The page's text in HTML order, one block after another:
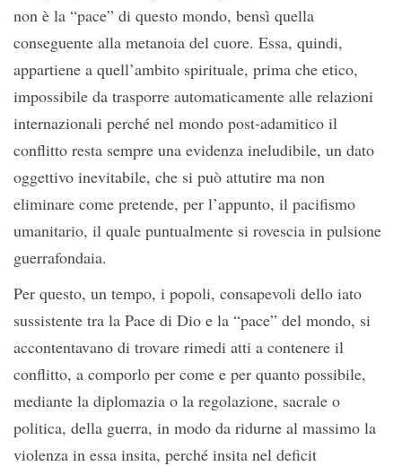
non è la “pace” di questo mondo, bensì quella
conseguente alla metanoia del cuore. Essa, quindi,
appartiene a quell’ambito spirituale, prima che etico,
impossibile da trasporre automaticamente alle relazioni
internazionali perché nel mondo post-adamitico il
conflitto resta sempre una evidenza ineludibile, un dato
oggettivo inevitabile, che si può attutire ma non
eliminare come pretende, per l’appunto, il pacifismo
umanitario, il quale puntualmente si rovescia in pulsione
guerrafondaia.
Per questo, un tempo, i popoli, consapevoli dello iato
sussistente tra la Pace di Dio e la “pace” del mondo, si
accontentavano di trovare rimedi atti a contenere il
conflitto, a comporlo per come e per quanto possibile,
mediante la diplomazia o la regolazione, sacrale o
politica, della guerra, in modo da ridurne al massimo la
violenza in essa insita, perché insita nel deficit